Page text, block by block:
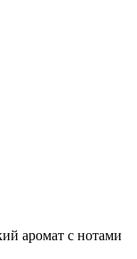
аромат с нотами